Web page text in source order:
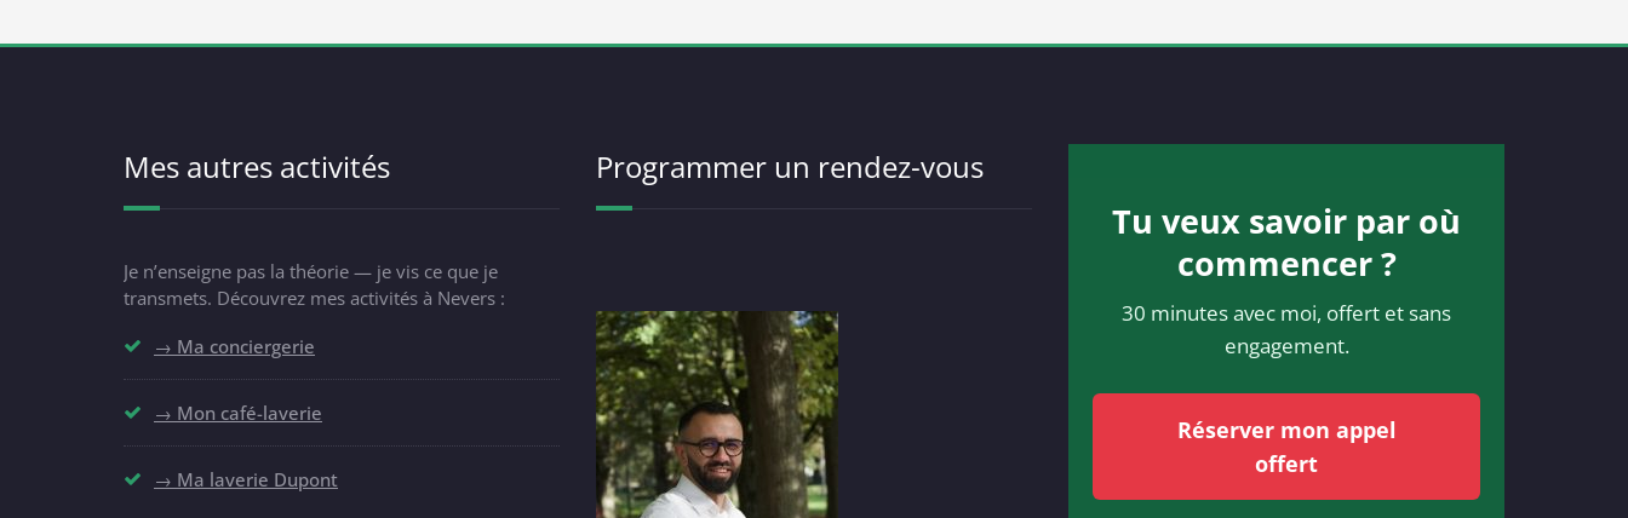
Mes autres activités
Je n’enseigne pas la théorie — je vis ce que je
transmets. Découvrez mes activités à Nevers :
→ Ma conciergerie
→ Mon café-laverie
→ Ma laverie Dupont
Programmer un rendez-vous
Tu veux savoir par où
commencer ?
30 minutes avec moi, offert et sans
engagement.
Réserver mon appel
offert